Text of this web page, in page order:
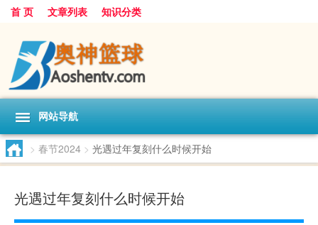
首 页 文章列表 知识分类
网站导航
> 春节2024 > 光遇过年复刻什么时候开始
光遇过年复刻什么时候开始